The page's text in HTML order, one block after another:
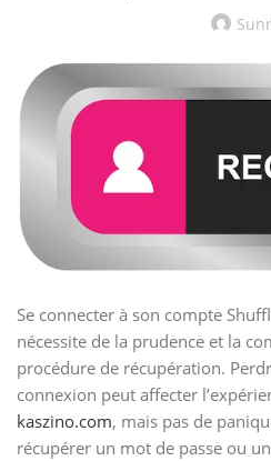
Se connecter à son compte
nécessite de la prudence et la
procédure de récupération.
connexion peut affecter
kaszino.com, mais pas de
récupérer un mot de passe ou